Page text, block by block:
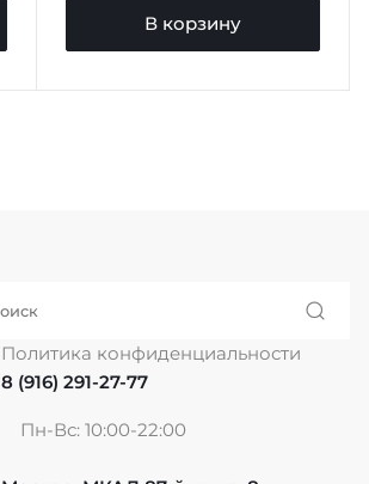
В корзину
Политика конфиденциальности
8 (916) 291-27-77
Пн-Вс: 10:00-22:00